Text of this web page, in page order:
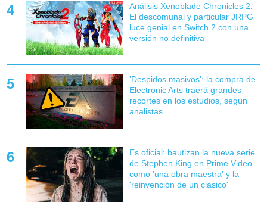
Análisis Xenoblade Chronicles 2:
El descomunal y particular JRPG
luce genial en Switch 2 con una
versión no definitiva
'Despidos masivos': la compra de
Electronic Arts traerá grandes
recortes en los estudios, según
analistas
Es oficial: bautizan la nueva serie
de Stephen King en Prime Video
como 'una obra maestra' y la
'reinvención de un clásico'